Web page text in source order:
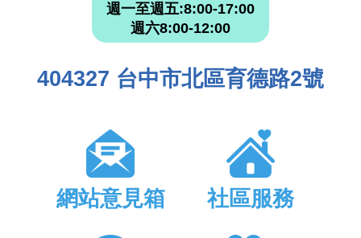
週一至週五:8:00-17:00
週六8:00-12:00
404327 台中市北區育德路2號
網站意見箱 社區服務